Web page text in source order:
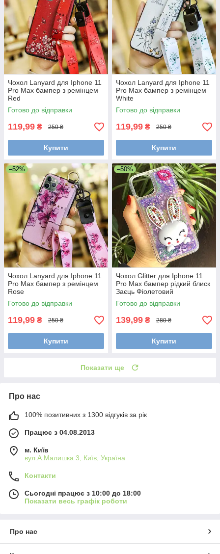
Чохол Lanyard для Iphone 11
Pro Max бампер з ремінцем
Red
Готово до відправки
119,99 ₴ 250 ₴
Купити
Чохол Lanyard для Iphone 11
Pro Max бампер з ремінцем
White
Готово до відправки
119,99 ₴ 250 ₴
Купити
–52%
Чохол Lanyard для Iphone 11
Pro Max бампер з ремінцем
Rose
Готово до відправки
119,99 ₴ 250 ₴
Купити
–50%
Чохол Glitter для Iphone 11
Pro Max бампер рідкий блиск
Заєць Фіолетовий
Готово до відправки
139,99 ₴ 280 ₴
Купити
Показати ще
Про нас
100% позитивних з 1300 відгуків за рік
Працює з 04.08.2013
м. Київ
вул.А.Малишка 3, Київ, Україна
Контакти
Сьогодні працює з 10:00 до 18:00
Показати весь графік роботи
Про нас